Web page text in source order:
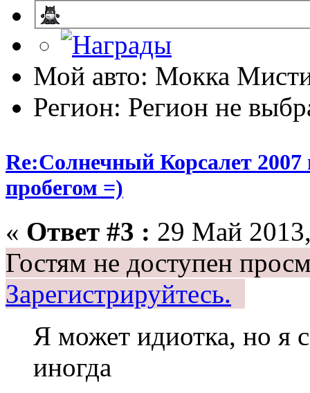
Мой авто: Мокка
Регион: Регион не
Re:Солнечный Корсалет
пробегом =)
« Ответ #3 : 29 Май
Гостям не доступен
Зарегистрируйтесь.
Я может идиотка, но я
иногда